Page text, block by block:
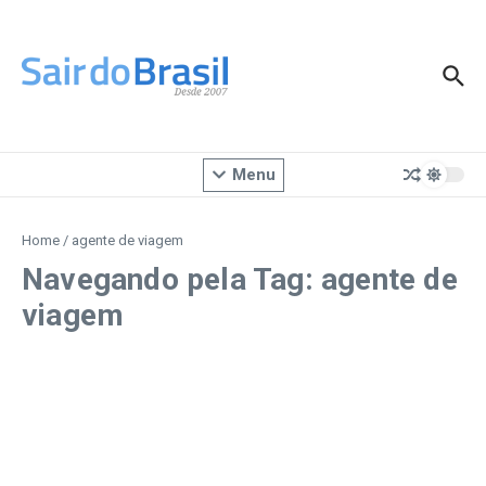
Menu
Home / agente de viagem
Navegando pela Tag: agente de
viagem